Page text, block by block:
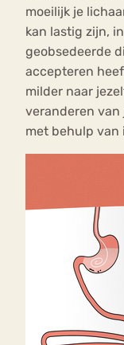
moeilijk je
kan lastig zijn,
geobsedeerde
accepteren
milder naar
veranderen van
met behulp van